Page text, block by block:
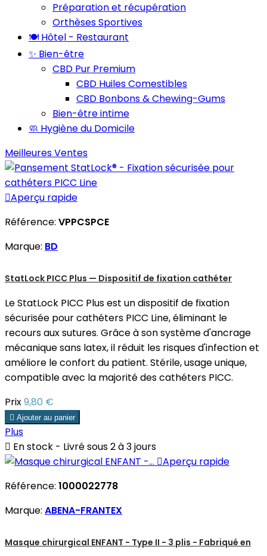
Préparation et récupération
Orthèses Sportives
🍽️ Hôtel - Restaurant
✨ Bien-être
CBD Pur Premium
CBD Huiles Comestibles
CBD Bonbons & Chewing-Gums
Bien-être intime
🧼 Hygiène du Domicile
Meilleures Ventes
Aperçu rapide
Référence: VPPCSPCE
Marque: BD
StatLock PICC Plus — Dispositif de fixation cathéter
Le StatLock PICC Plus est un dispositif de fixation
sécurisée pour cathéters PICC Line, éliminant le
recours aux sutures. Grâce à son système d'ancrage
mécanique sans latex, il réduit les risques d'infection et
améliore le confort du patient. Stérile, usage unique,
compatible avec la majorité des cathéters PICC.
Prix9,80 €
 Ajouter au panier
Plus
 En stock - Livré sous 2 à 3 jours
Aperçu rapide
Référence: 1000022778
Marque: ABENA-FRANTEX
Masque chirurgical ENFANT - Type II - 3 plis - Fabriqué en